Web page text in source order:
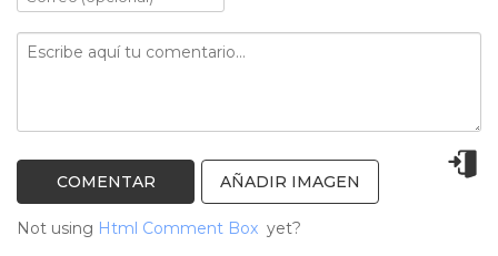
AÑADIR IMAGEN
Not using Html Comment Box yet?